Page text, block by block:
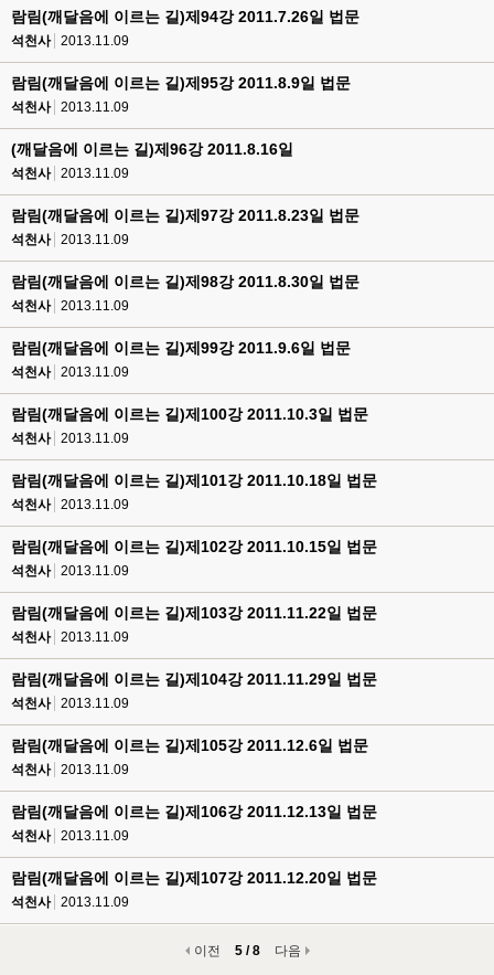
람림(깨달음에 이르는 길)제94강 2011.7.26일 법문
석천사 2013.11.09
람림(깨달음에 이르는 길)제95강 2011.8.9일 법문
석천사 2013.11.09
(깨달음에 이르는 길)제96강 2011.8.16일
석천사 2013.11.09
람림(깨달음에 이르는 길)제97강 2011.8.23일 법문
석천사 2013.11.09
람림(깨달음에 이르는 길)제98강 2011.8.30일 법문
석천사 2013.11.09
람림(깨달음에 이르는 길)제99강 2011.9.6일 법문
석천사 2013.11.09
람림(깨달음에 이르는 길)제100강 2011.10.3일 법문
석천사 2013.11.09
람림(깨달음에 이르는 길)제101강 2011.10.18일 법문
석천사 2013.11.09
람림(깨달음에 이르는 길)제102강 2011.10.15일 법문
석천사 2013.11.09
람림(깨달음에 이르는 길)제103강 2011.11.22일 법문
석천사 2013.11.09
람림(깨달음에 이르는 길)제104강 2011.11.29일 법문
석천사 2013.11.09
람림(깨달음에 이르는 길)제105강 2011.12.6일 법문
석천사 2013.11.09
람림(깨달음에 이르는 길)제106강 2011.12.13일 법문
석천사 2013.11.09
람림(깨달음에 이르는 길)제107강 2011.12.20일 법문
석천사 2013.11.09
이전 5 / 8 다음